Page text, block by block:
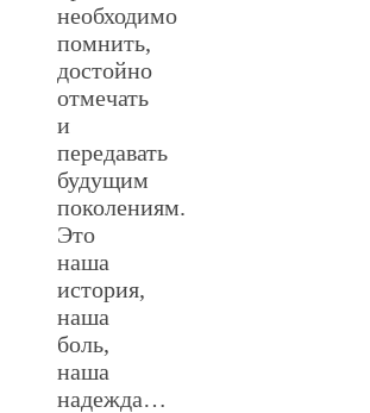
необходимо
помнить,
достойно
отмечать
и
передавать
будущим
поколениям.
Это
наша
история,
наша
боль,
наша
надежда…